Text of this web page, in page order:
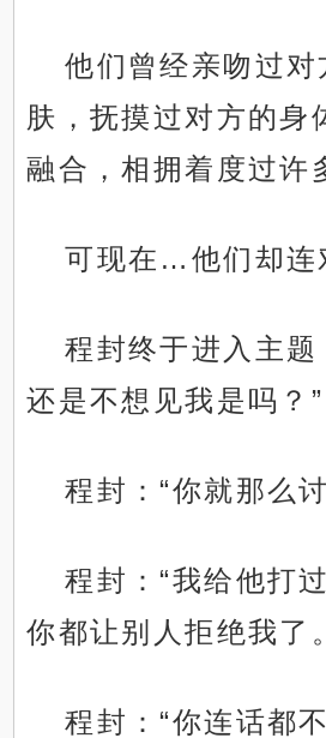
他们曾经亲吻过对
肤，抚摸过对方的身
融合，相拥着度过许
可现在…他们却连
程封终于进入主题
还是不想见我是吗？”
程封：“你就那么
程封：“我给他打
你都让别人拒绝我了
程封：“你连话都